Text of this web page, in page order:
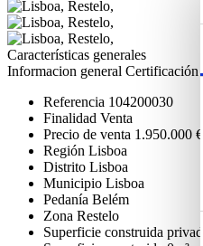
Características generales
Informacion general Certificación
Referencia 104200030
Finalidad Venta
Precio de venta 1.950.000 €
Región Lisboa
Distrito Lisboa
Municipio Lisboa
Pedanía Belém
Zona Restelo
Superficie construida privada